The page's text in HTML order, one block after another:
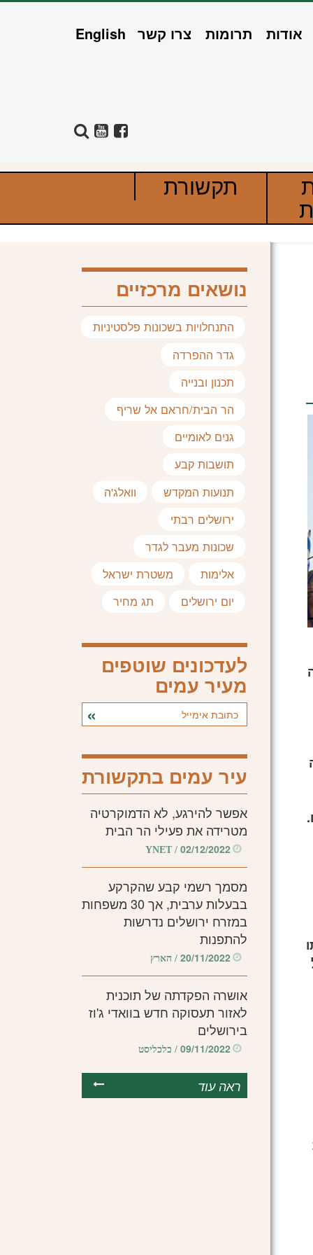
אודות תרומות צרו קשר English
תקשורת
נושאים מרכזיים
התנחלויות בשכונות פלסטיניות
גדר ההפרדה
תכנון ובנייה
הר הבית/חראם אל שריף
גנים לאומיים
תושבות קבע
תנועות המקדש
וואלג'ה
ירושלים רבתי
שכונות מעבר לגדר
אלימות
משטרת ישראל
יום ירושלים
תג מחיר
לעדכונים שוטפים
מעיר עמים
עיר עמים בתקשורת
אפשר להירגע, לא הדמוקרטיה
מטרידה את פעילי הר הבית
02/12/2022
/ YNET
מסמך רשמי קבע שהקרקע
בבעלות ערבית, אך 30 משפחות
במזרח ירושלים נדרשות
להתפנות
20/11/2022/ הארץ
אושרה הפקדתה של תוכנית
לאזור תעסוקה חדש בוואדי ג'וז
בירושלים
09/11/2022/ כלכליסט
ראה עוד